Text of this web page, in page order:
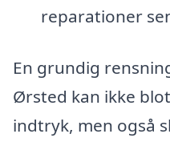
reparationer
En grundig
Ørsted kan ikke
indtryk, men også